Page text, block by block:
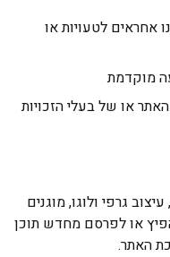
אחראים לטעויות או
מוקדמת
או של בעלי הזכויות
גרפי ולוגו, מוגנים
או לפרסם מחדש תוכן
האתר.